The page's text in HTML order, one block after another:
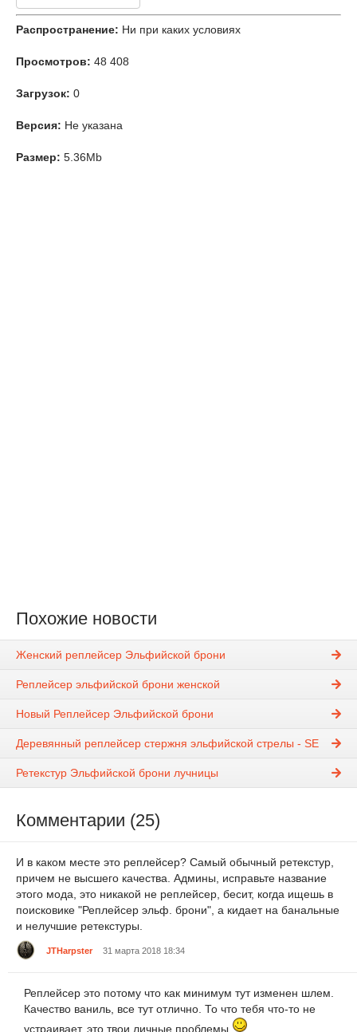
Распространение: Ни при каких условиях
Просмотров: 48 408
Загрузок: 0
Версия: Не указана
Размер: 5.36Mb
Похожие новости
Женский реплейсер Эльфийской брони
Реплейсер эльфийской брони женской
Новый Реплейсер Эльфийской брони
Деревянный реплейсер стержня эльфийской стрелы - SE
Ретекстур Эльфийской брони лучницы
Комментарии (25)
И в каком месте это реплейсер? Самый обычный ретекстур,
причем не высшего качества. Админы, исправьте название
этого мода, это никакой не реплейсер, бесит, когда ищешь в
поисковике "Реплейсер эльф. брони", а кидает на банальные
и нелучшие ретекстуры.
JTHarpster 31 марта 2018 18:34
Реплейсер это потому что как минимум тут изменен шлем.
Качество ваниль, все тут отлично. То что тебя что-то не
устраивает, это твои личные проблемы